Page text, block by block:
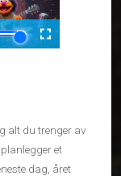
alt du trenger av
et
dag, året